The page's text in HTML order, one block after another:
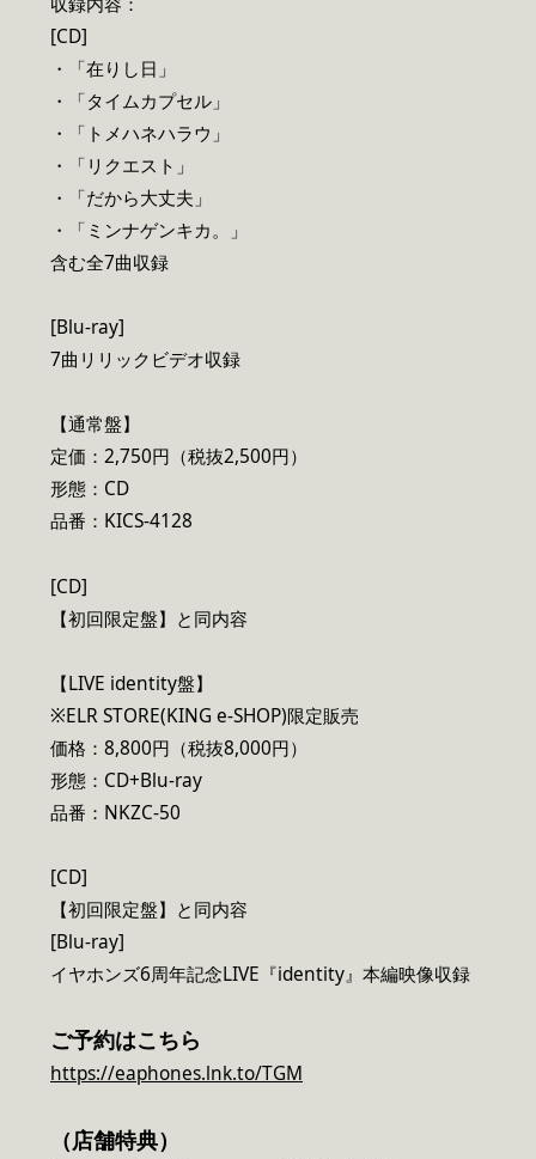
[CD]
・「在りし日」
・「タイムカプセル」
・「トメハネハラウ」
・「リクエスト」
・「だから大丈夫」
・「ミンナゲンキカ。」
含む全7曲収録
[Blu-ray]
7曲リリックビデオ収録
【通常盤】
定価：2,750円（税抜2,500円）
形態：CD
品番：KICS-4128
[CD]
【初回限定盤】と同内容
【LIVE identity盤】
※ELR STORE(KING e-SHOP)限定販売
価格：8,800円（税抜8,000円）
形態：CD+Blu-ray
品番：NKZC-50
[CD]
【初回限定盤】と同内容
[Blu-ray]
イヤホンズ6周年記念LIVE『identity』本編映像収録
ご予約はこちら
https://eaphones.lnk.to/TGM
（店舗特典）